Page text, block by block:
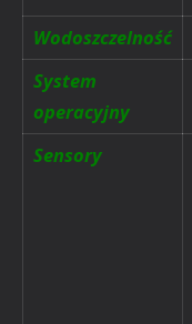
Wodoszczelność
System
operacyjny
Sensory